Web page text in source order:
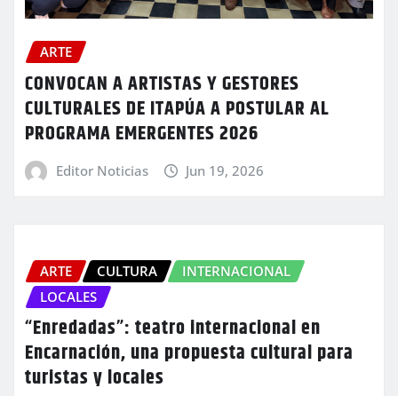
ARTE
CONVOCAN A ARTISTAS Y GESTORES
CULTURALES DE ITAPÚA A POSTULAR AL
PROGRAMA EMERGENTES 2026
Editor Noticias Jun 19, 2026
ARTE CULTURA
INTERNACIONAL
LOCALES
“Enredadas”: teatro internacional en
Encarnación, una propuesta cultural para
turistas y locales